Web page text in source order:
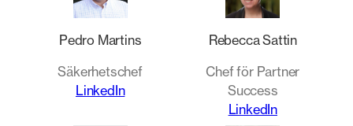
Pedro Martins
Säkerhetschef
LinkedIn
Rebecca Sattin
Chef för Partner
Success
LinkedIn